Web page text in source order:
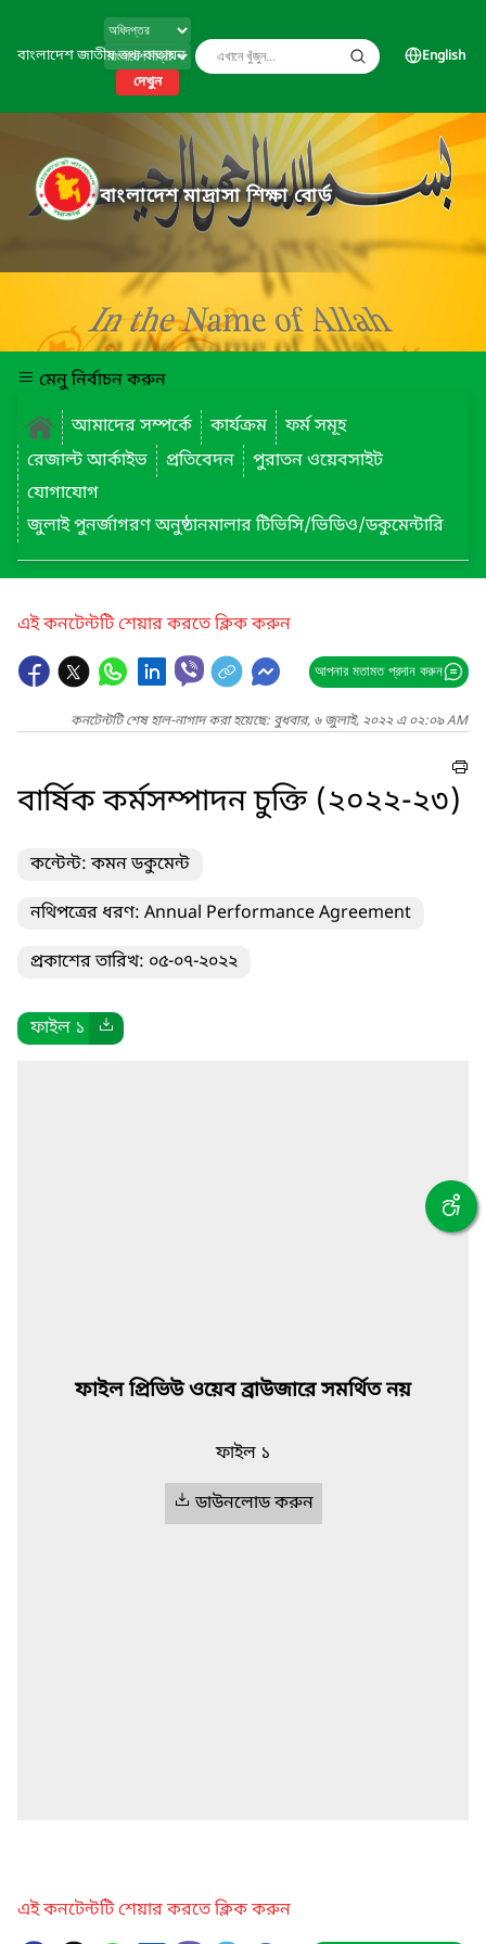
বাংলাদেশ জাতীয় তথ্য বাতায়ন
দেখুন
English
বাংলাদেশ মাদ্রাসা শিক্ষা বোর্ড
মেনু নির্বাচন করুন
আমাদের সম্পর্কে
কার্যক্রম
ফর্ম সমূহ
রেজাল্ট আর্কাইভ
প্রতিবেদন
পুরাতন ওয়েবসাইট
যোগাযোগ
জুলাই পুনর্জাগরণ অনুষ্ঠানমালার টিভিসি/ভিডিও/ডকুমেন্টারি
এই কনটেন্টটি শেয়ার করতে ক্লিক করুন
আপনার মতামত প্রদান করুন
কনটেন্টটি শেষ হাল-নাগাদ করা হয়েছে: বুধবার, ৬ জুলাই, ২০২২ এ ০২:০৯ AM
বার্ষিক কর্মসম্পাদন চুক্তি (২০২২-২৩)
কন্টেন্ট: কমন ডকুমেন্ট
নথিপত্রের ধরণ: Annual Performance Agreement
প্রকাশের তারিখ: ০৫-০৭-২০২২
ফাইল ১
ফাইল প্রিভিউ ওয়েব ব্রাউজারে সমর্থিত নয়
ফাইল ১
ডাউনলোড করুন
এই কনটেন্টটি শেয়ার করতে ক্লিক করুন